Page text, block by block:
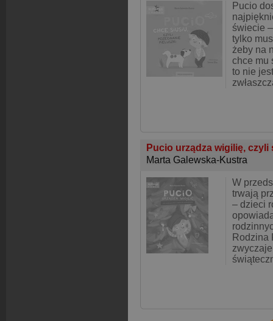
Pucio
świecie
tylko
żeby na
chce mu
to nie
Pucio urządza wigilię, czyli
Marta Galewska-Kustra
W
trwają
– dzieci
Rodzina